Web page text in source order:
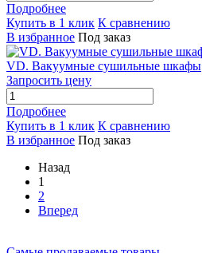
Подробнее
Купить в 1 клик К сравнению
В избранное Под заказ
VD. Вакуумные сушильные шкафы
Запросить цену
Подробнее
Купить в 1 клик К сравнению
В избранное Под заказ
Назад
1
2
Вперед